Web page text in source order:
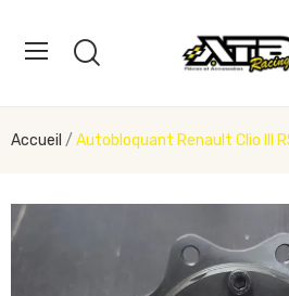
Accueil Autobloquant Renault Clio III